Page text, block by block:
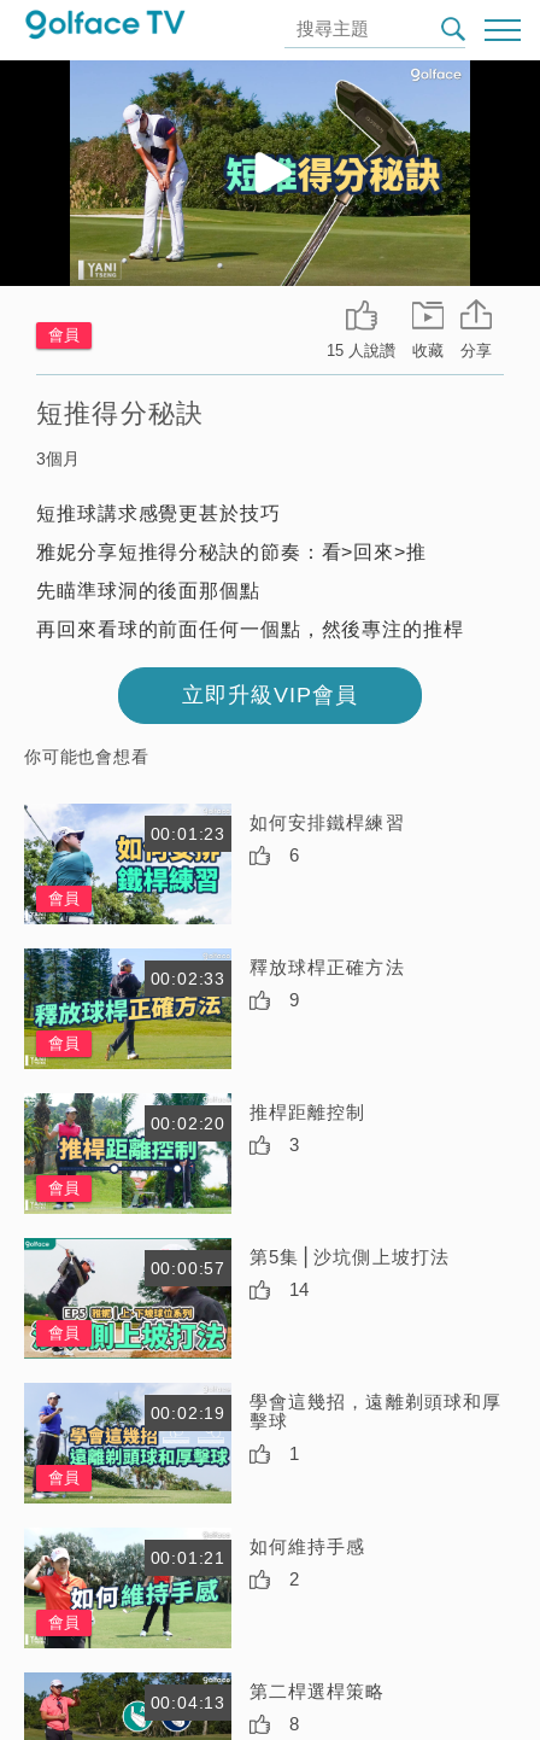
會員
15 人說讚
收藏 分享
短推得分秘訣
3個月
短推球講求感覺更甚於技巧
雅妮分享短推得分秘訣的節奏：看>回來>推
先瞄準球洞的後面那個點
再回來看球的前面任何一個點，然後專注的推桿
立即升級VIP會員
你可能也會想看
00:01:23
會員
如何安排鐵桿練習
6
00:02:33
會員
釋放球桿正確方法
9
00:02:20
會員
推桿距離控制
3
00:00:57
會員
第5集⎪沙坑側上坡打法
14
00:02:19
會員
學會這幾招，遠離剃頭球和厚
擊球
1
00:01:21
會員
如何維持手感
2
00:04:13
第二桿選桿策略
8